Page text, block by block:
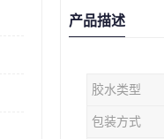
产品描述
胶水类型
包装方式